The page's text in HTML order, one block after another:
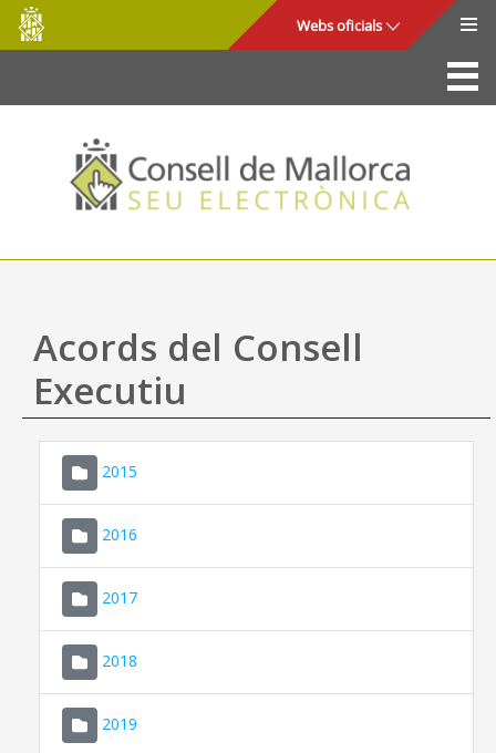
Salta al contingut principal
Consell
de
Mallorca
Webs oficials
La Seu
Consell de Mallorca
Accés i seguretat
Utilitats
Ajuda
Acords del Consell
Executiu
2015
2016
2017
2018
2019